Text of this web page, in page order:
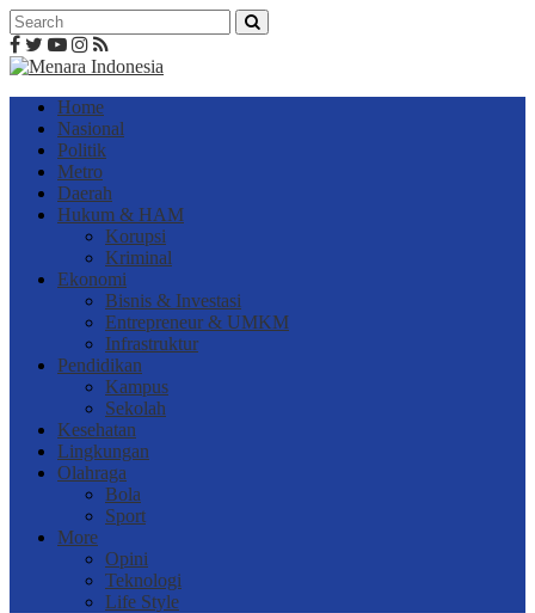
Home
Nasional
Politik
Metro
Daerah
Hukum & HAM
Korupsi
Kriminal
Ekonomi
Bisnis & Investasi
Entrepreneur & UMKM
Infrastruktur
Pendidikan
Kampus
Sekolah
Kesehatan
Lingkungan
Olahraga
Bola
Sport
More
Opini
Teknologi
Life Style